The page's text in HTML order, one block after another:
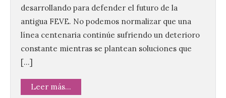
desarrollando para defender el futuro de la
antigua FEVE. No podemos normalizar que una
línea centenaria continúe sufriendo un deterioro
constante mientras se plantean soluciones que
[…]
Leer más...